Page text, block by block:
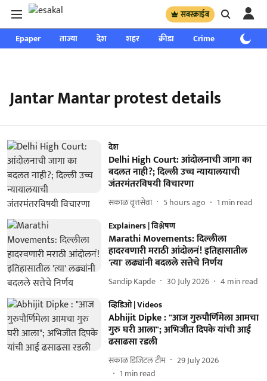
सबस्क्राईब
Epaper ताज्या देश शहर क्रीडा Crime साप्ताहिक
Jantar Mantar protest details
देश
Delhi High Court: आंदोलनाची जागा का
बदलत नाही?; दिल्ली उच्च न्यायालयाची
जंतरमंतरविषयी विचारणा
सकाळ वृत्तसेवा 5 hours ago 1 min read
Explainers | विश्लेषण
Marathi Movements: दिल्लीला
हादरवणारी मराठी आंदोलनं! इतिहासातील
'त्या' लढ्यांनी बदलले सत्तेचे निर्णय
Sandip Kapde 30 July 2026 4 min read
व्हिडिओ | Videos
Abhijit Dipke : "आज गुरुपौर्णिमेला आमचा
गुरु घरी आला"; अभिजीत दिपके यांची आई
ढसाढसा रडली
सकाळ डिजिटल टीम
29 July 2026
1 min read